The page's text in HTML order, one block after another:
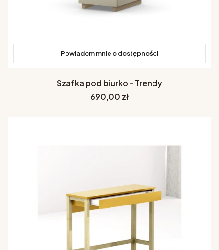
Powiadom mnie o dostępności
Szafka pod biurko - Trendy
Cena
690,00 zł